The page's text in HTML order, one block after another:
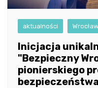
aktualności
Inicjacja
"Bezpieczny
pionierskiego